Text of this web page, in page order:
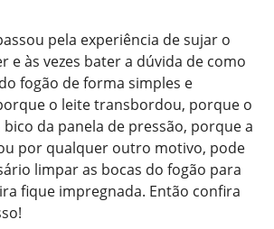
pela experiência de sujar o
e às vezes bater a dúvida de como
fogão de forma simples e
o leite transbordou, porque o
da panela de pressão, porque a
por qualquer outro motivo, pode
limpar as bocas do fogão para
fique impregnada. Então confira